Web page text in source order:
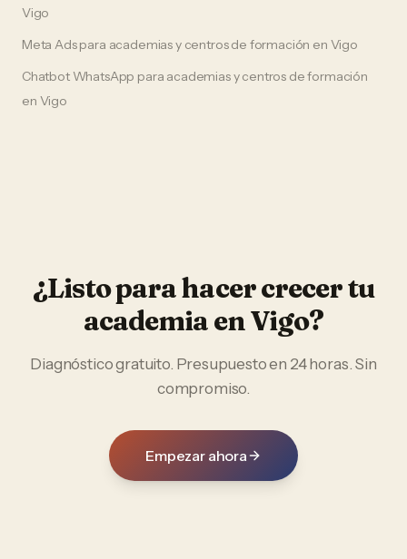
Vigo
Meta Adspara academias y centros de formación en Vigo
Chatbot WhatsApp para academias y centros de formación
en Vigo
¿Listo para hacer crecer tu
academiaenVigo?
Diagnóstico gratuito. Presupuesto en 24 horas. Sin
compromiso.
Empezar ahora